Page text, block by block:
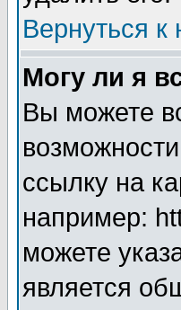
Вернуться к
Могу ли я
Вы можете
ссылку на
например:
можете
является